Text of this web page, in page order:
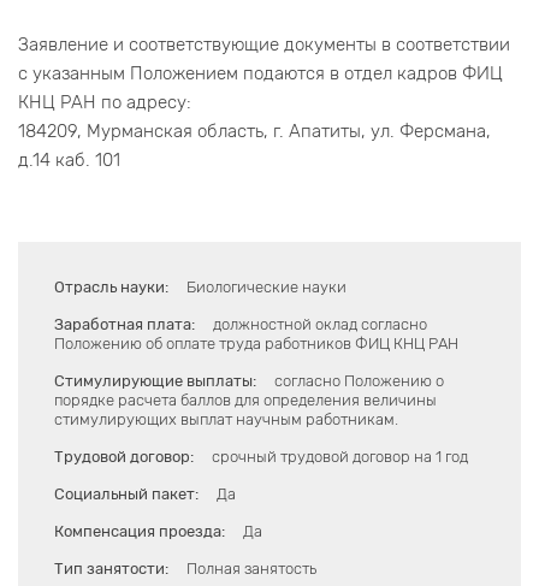
Заявление и соответствующие документы в соответствии
с указанным Положением подаются в отдел кадров ФИЦ
КНЦ РАН по адресу:
184209, Мурманская область, г. Апатиты, ул. Ферсмана,
д.14 каб. 101
Отрасль науки: Биологические науки
Заработная плата:
должностной оклад согласно
Положению об оплате труда работников ФИЦ КНЦ РАН
Стимулирующие выплаты:
согласно Положению о
порядке расчета баллов для определения величины
стимулирующих выплат научным работникам.
Трудовой договор: срочный трудовой договор на 1 год
Социальный пакет: Да
Компенсация проезда: Да
Тип занятости: Полная занятость